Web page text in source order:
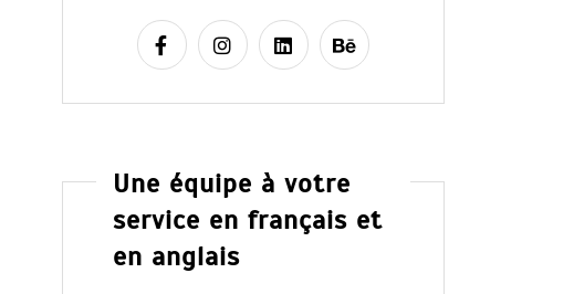
Une équipe à votre
service en français et
en anglais